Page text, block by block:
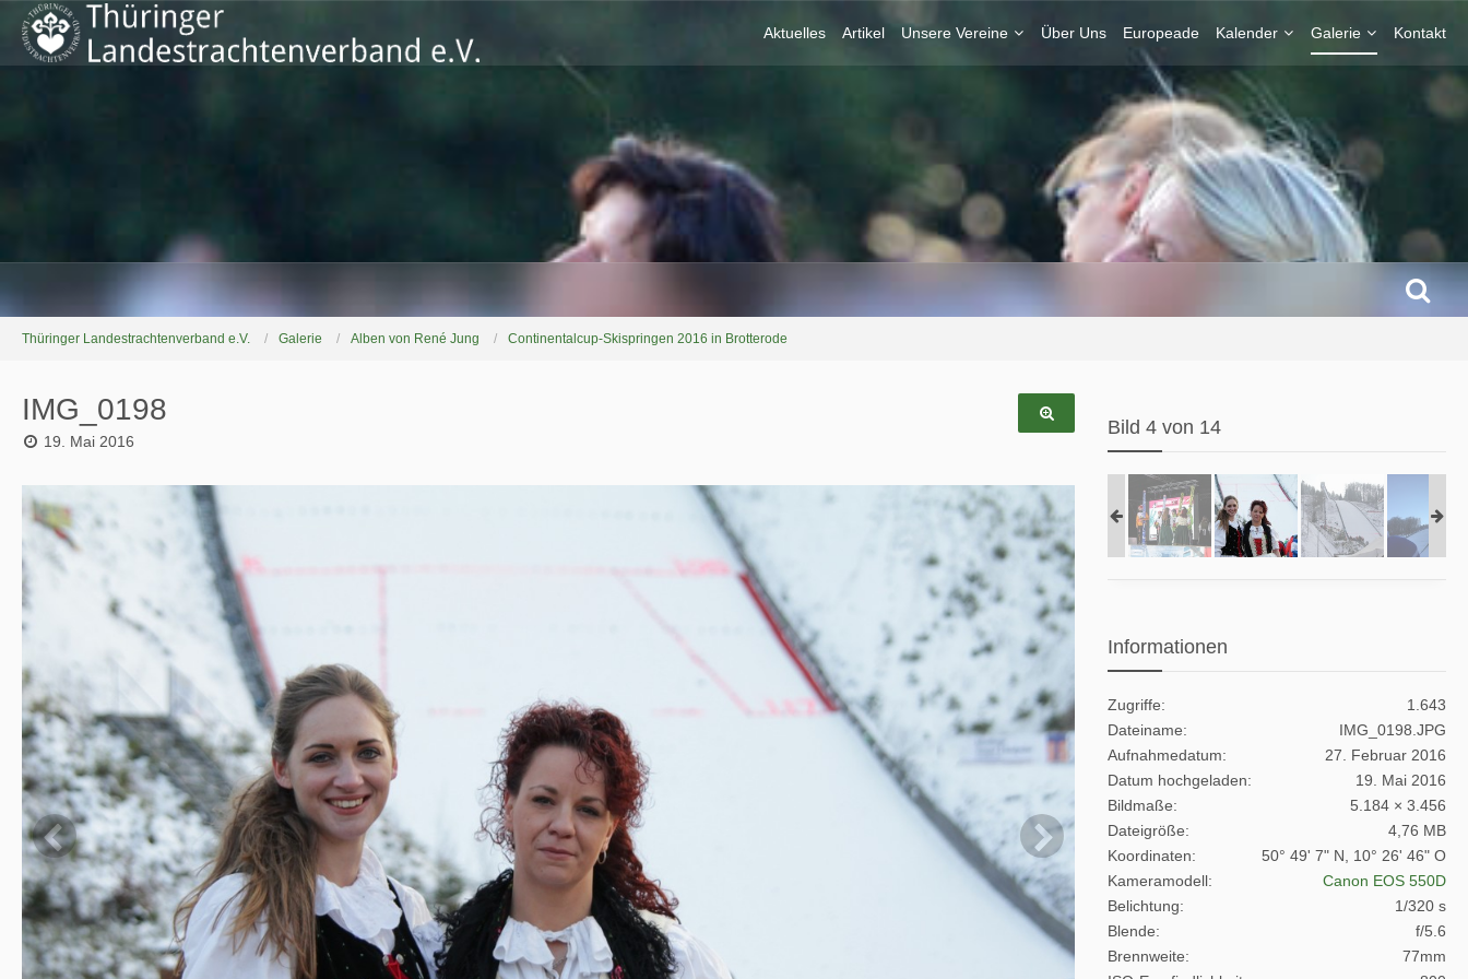
Aktuelles Artikel Unsere Vereine Über Uns Europeade Kalender Galerie Kontakt
Thüringer Landestrachtenverband e.V. Galerie Alben von René Jung Continentalcup-Skispringen 2016 in Brotterode
IMG_0198
19. Mai 2016
Bild 4 von 14
Informationen
Zugriffe
1.643
Dateiname
IMG_0198.JPG
Aufnahmedatum
27. Februar 2016
Datum hochgeladen
19. Mai 2016
Bildmaße
5.184 × 3.456
Dateigröße
4,76 MB
Koordinaten
50° 49' 7" N, 10° 26' 46" O
Kameramodell
Canon EOS 550D
Belichtung
1/320 s
Blende
f/5.6
Brennweite
77mm